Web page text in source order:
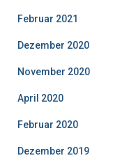
Februar 2021
Dezember 2020
November 2020
April 2020
Februar 2020
Dezember 2019